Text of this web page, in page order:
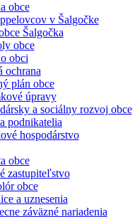
obce
v Šalgočke
Šalgočka
obce
obci
ochrana
plán obce
úpravy
a sociálny rozvoj obce
podnikatelia
hospodárstvo
obce
zastupiteľstvo
obce
a uznesenia
záväzné nariadenia